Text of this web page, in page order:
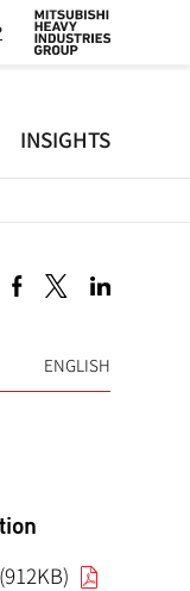
-
INSIGHTS
ENGLISH